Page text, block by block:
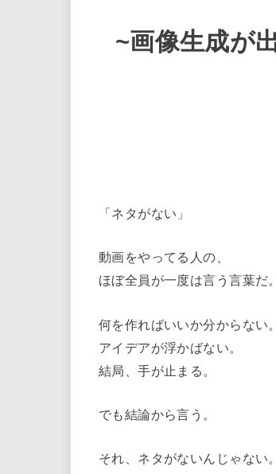
~画像生成が
「ネタがない」
動画をやってる人の、
ほぼ全員が一度は言う言葉だ。
何を作ればいいか分からない。
アイデアが浮かばない。
結局、手が止まる。
でも結論から言う。
それ、ネタがないんじゃない。